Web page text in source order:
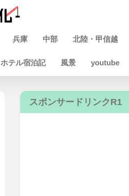
兵庫 中部 北陸・甲信越
ホテル宿泊記 風景 youtube
スポンサードリンクR1